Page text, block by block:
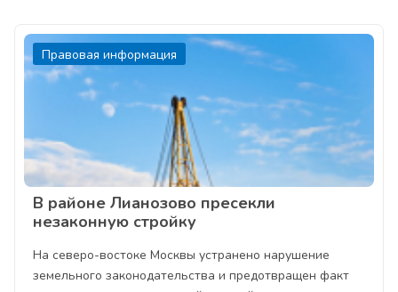
Правовая информация
В районе Лианозово пресекли
незаконную стройку
На северо-востоке Москвы устранено нарушение
земельного законодательства и предотвращен факт